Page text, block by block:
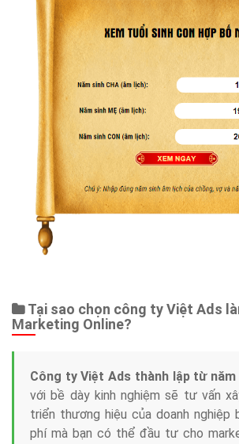
Tại sao chọn công ty Việt Ads
Marketing Online?
Công ty Việt Ads thành lập từ năm
với bề dày kinh nghiệm sẽ tư vấn
triển thương hiệu của doanh nghiệp
phí mà bạn có thể đầu tư cho